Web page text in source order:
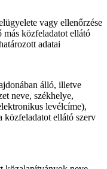
vagy ellenőrzése
más közfeladatot ellátó
adatai
álló, illetve
neve, székhelye,
levélcíme),
közfeladatot ellátó szerv